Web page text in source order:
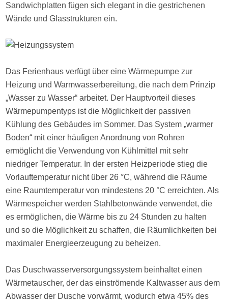
Sandwichplatten fügen sich elegant in die gestrichenen
Wände und Glasstrukturen ein.
Das Ferienhaus verfügt über eine Wärmepumpe zur
Heizung und Warmwasserbereitung, die nach dem Prinzip
„Wasser zu Wasser“ arbeitet. Der Hauptvorteil dieses
Wärmepumpentyps ist die Möglichkeit der passiven
Kühlung des Gebäudes im Sommer. Das System „warmer
Boden“ mit einer häufigen Anordnung von Rohren
ermöglicht die Verwendung von Kühlmittel mit sehr
niedriger Temperatur. In der ersten Heizperiode stieg die
Vorlauftemperatur nicht über 26 °C, während die Räume
eine Raumtemperatur von mindestens 20 °C erreichten. Als
Wärmespeicher werden Stahlbetonwände verwendet, die
es ermöglichen, die Wärme bis zu 24 Stunden zu halten
und so die Möglichkeit zu schaffen, die Räumlichkeiten bei
maximaler Energieerzeugung zu beheizen.
Das Duschwasserversorgungssystem beinhaltet einen
Wärmetauscher, der das einströmende Kaltwasser aus dem
Abwasser der Dusche vorwärmt, wodurch etwa 45% des